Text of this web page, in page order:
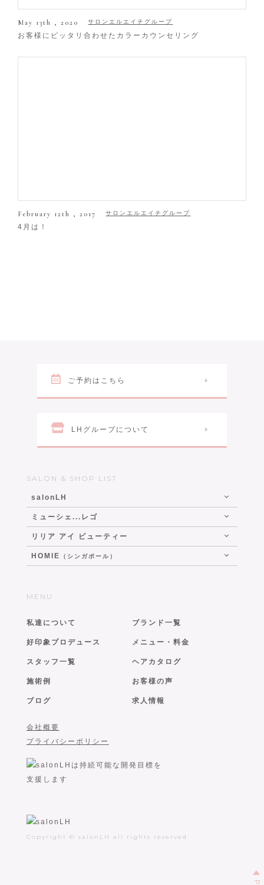
May 13th , 2020 サロンエルエイチグループ
お客様にピッタリ合わせたカラーカウンセリング
February 12th , 2017 サロンエルエイチグループ
4月は！
ご予約はこちら
LHグループについて
SALON & SHOP LIST
salonLH
ミューシェ...レゴ
リリア アイ ビューティー
HOMIE （シンガポール）
Copyright © salonLH all rights reserved
MENU
私達について ブランド一覧
好印象プロデュース メニュー・料金
スタッフ一覧 ヘアカタログ
施術例 お客様の声
ブログ 求人情報
会社概要
プライバシーポリシー